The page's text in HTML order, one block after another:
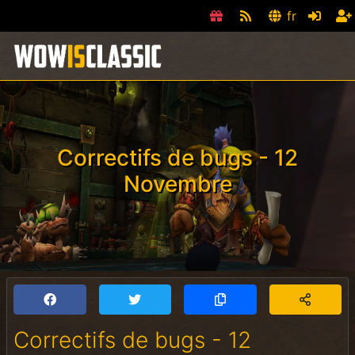
fr
Correctifs de bugs - 12
Novembre
Correctifs de bugs - 12